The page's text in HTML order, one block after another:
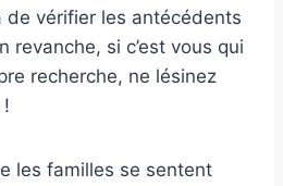
de vérifier les antécédents
revanche, si c’est vous qui
recherche, ne lésinez
les familles se sentent